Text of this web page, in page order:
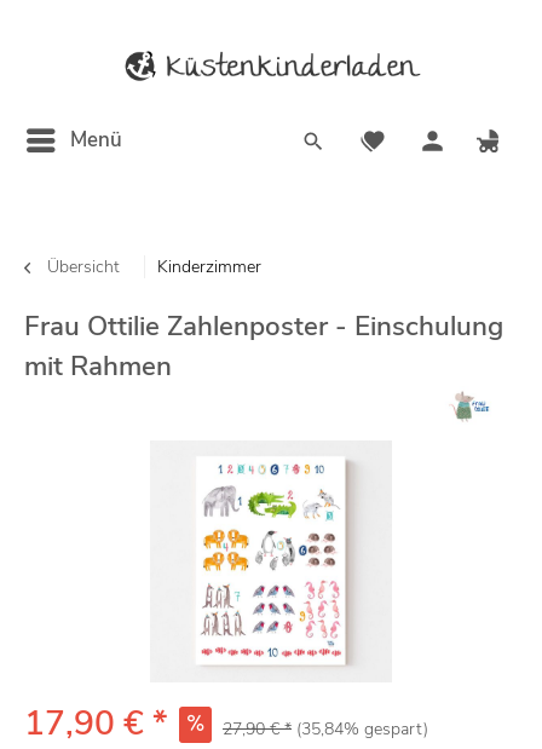
Menü
Übersicht Kinderzimmer
Frau Ottilie Zahlenposter - Einschulung
mit Rahmen
17,90 € * 27,90 € * (35,84% gespart)